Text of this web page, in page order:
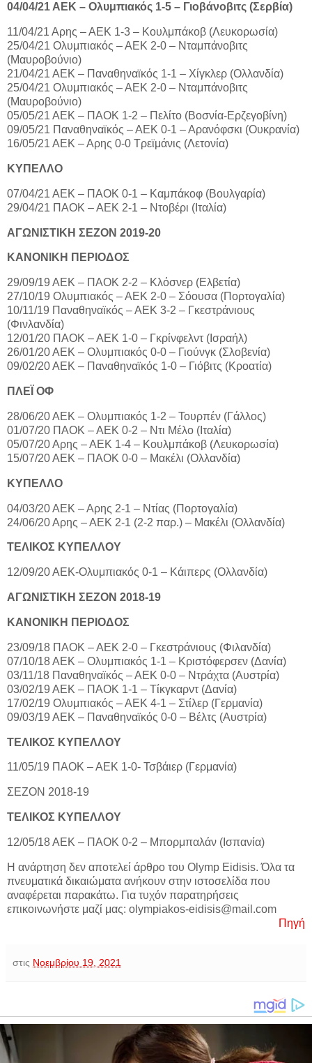
04/04/21 ΑΕΚ – Ολυμπιακός 1-5 – Γιοβάνοβιτς (Σερβία)
11/04/21 Αρης – ΑΕΚ 1-3 – Κουλμπάκοβ (Λευκορωσία)
25/04/21 Ολυμπιακός – ΑΕΚ 2-0 – Νταμπάνοβιτς
(Μαυροβούνιο)
21/04/21 ΑΕΚ – Παναθηναϊκός 1-1 – Χίγκλερ (Ολλανδία)
25/04/21 Ολυμπιακός – ΑΕΚ 2-0 – Νταμπάνοβιτς
(Μαυροβούνιο)
05/05/21 ΑΕΚ – ΠΑΟΚ 1-2 – Πελίτο (Βοσνία-Ερζεγοβίνη)
09/05/21 Παναθηναϊκός – ΑΕΚ 0-1 – Αρανόφσκι (Ουκρανία)
16/05/21 ΑΕΚ – Αρης 0-0 Τρεϊμάνις (Λετονία)
ΚΥΠΕΛΛΟ
07/04/21 ΑΕΚ – ΠΑΟΚ 0-1 – Καμπάκοφ (Βουλγαρία)
29/04/21 ΠΑΟΚ – ΑΕΚ 2-1 – Ντοβέρι (Ιταλία)
ΑΓΩΝΙΣΤΙΚΗ ΣΕΖΟΝ 2019-20
ΚΑΝΟΝΙΚΗ ΠΕΡΙΟΔΟΣ
29/09/19 ΑΕΚ – ΠΑΟΚ 2-2 – Κλόσνερ (Ελβετία)
27/10/19 Ολυμπιακός – ΑΕΚ 2-0 – Σόουσα (Πορτογαλία)
10/11/19 Παναθηναϊκός – ΑΕΚ 3-2 – Γκεστράνιους
(Φινλανδία)
12/01/20 ΠΑΟΚ – ΑΕΚ 1-0 – Γκρίνφελντ (Ισραήλ)
26/01/20 ΑΕΚ – Ολυμπιακός 0-0 – Γιούνγκ (Σλοβενία)
09/02/20 ΑΕΚ – Παναθηναϊκός 1-0 – Γιόβιτς (Κροατία)
ΠΛΕΪ ΟΦ
28/06/20 ΑΕΚ – Ολυμπιακός 1-2 – Τουρπέν (Γάλλος)
01/07/20 ΠΑΟΚ – ΑΕΚ 0-2 – Ντι Μέλο (Ιταλία)
05/07/20 Αρης – ΑΕΚ 1-4 – Κουλμπάκοβ (Λευκορωσία)
15/07/20 ΑΕΚ – ΠΑΟΚ 0-0 – Μακέλι (Ολλανδία)
ΚΥΠΕΛΛΟ
04/03/20 ΑΕΚ – Αρης 2-1 – Ντίας (Πορτογαλία)
24/06/20 Αρης – ΑΕΚ 2-1 (2-2 παρ.) – Μακέλι (Ολλανδία)
ΤΕΛΙΚΟΣ ΚΥΠΕΛΛΟΥ
12/09/20 ΑΕΚ-Ολυμπιακός 0-1 – Κάιπερς (Ολλανδία)
ΑΓΩΝΙΣΤΙΚΗ ΣΕΖΟΝ 2018-19
ΚΑΝΟΝΙΚΗ ΠΕΡΙΟΔΟΣ
23/09/18 ΠΑΟΚ – ΑΕΚ 2-0 – Γκεστράνιους (Φιλανδία)
07/10/18 ΑΕΚ – Ολυμπιακός 1-1 – Κριστόφερσεν (Δανία)
03/11/18 Παναθηναϊκός – ΑΕΚ 0-0 – Ντράχτα (Αυστρία)
03/02/19 ΑΕΚ – ΠΑΟΚ 1-1 – Τίκγκαρντ (Δανία)
17/02/19 Ολυμπιακός – ΑΕΚ 4-1 – Στίλερ (Γερμανία)
09/03/19 ΑΕΚ – Παναθηναϊκός 0-0 – Βέλτς (Αυστρία)
ΤΕΛΙΚΟΣ ΚΥΠΕΛΛΟΥ
11/05/19 ΠΑΟΚ – ΑΕΚ 1-0- Τσβάιερ (Γερμανία)
ΣΕΖΟΝ 2018-19
ΤΕΛΙΚΟΣ ΚΥΠΕΛΛΟΥ
12/05/18 ΑΕΚ – ΠΑΟΚ 0-2 – Μπορμπαλάν (Ισπανία)
Η ανάρτηση δεν αποτελεί άρθρο του Olymp Eidisis. Όλα τα
πνευματικά δικαιώματα ανήκουν στην ιστοσελίδα που
αναφέρεται παρακάτω. Για τυχόν παρατηρήσεις
επικοινωνήστε μαζί μας: olympiakos-eidisis@mail.com
Πηγή
στις Νοεμβρίου 19, 2021